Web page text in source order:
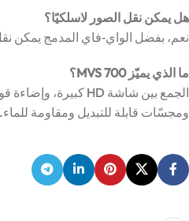
هل يمكن نقل الصور لاسلكيًا؟
نعم، بفضل الواي‑فاي المدمج يمكن
ما الذي يميّز MVS 700؟
ومجسّات قابلة للتبديل ومقاومة للماء.